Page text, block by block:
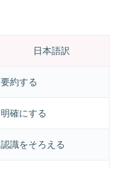
日本語訳
要約する
明確にする
認識をそろえる